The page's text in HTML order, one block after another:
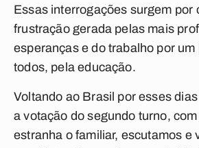
Essas interrogações surgem por
frustração gerada pelas mais
esperanças e do trabalho por
todos, pela educação.
Voltando ao Brasil por esses
a votação do segundo turno,
estranha o familiar, escutamos e